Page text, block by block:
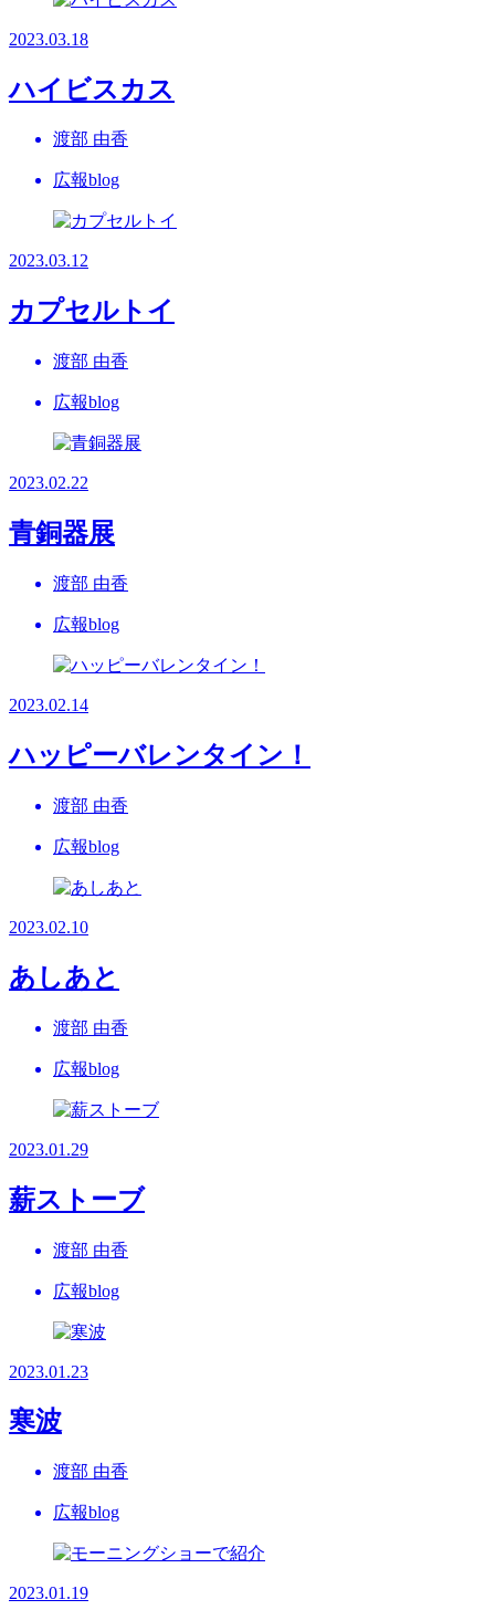
2023.03.18
ハイビスカス
渡部 由香
広報blog
2023.03.12
カプセルトイ
渡部 由香
広報blog
2023.02.22
青銅器展
渡部 由香
広報blog
2023.02.14
ハッピーバレンタイン！
渡部 由香
広報blog
2023.02.10
あしあと
渡部 由香
広報blog
2023.01.29
薪ストーブ
渡部 由香
広報blog
2023.01.23
寒波
渡部 由香
広報blog
2023.01.19